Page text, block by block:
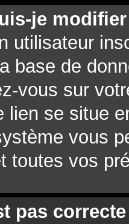
je
utilisateur
base de
vous sur
lien se situe
vous
toutes vos
pas